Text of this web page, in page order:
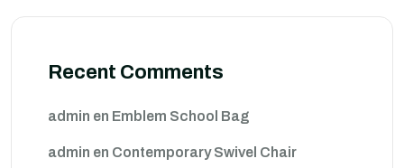
Recent Comments
admin en Emblem School Bag
admin en Contemporary Swivel Chair